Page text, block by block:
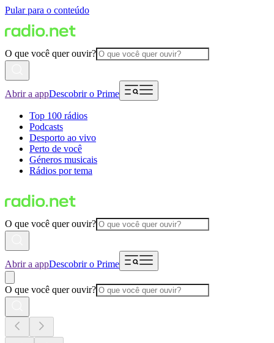
Pular para o conteúdo
O que você quer ouvir?
Abrir a appDescobrir o Prime
Top 100 rádios
Podcasts
Desporto ao vivo
Perto de você
Géneros musicais
Rádios por tema
O que você quer ouvir?
Abrir a appDescobrir o Prime
O que você quer ouvir?